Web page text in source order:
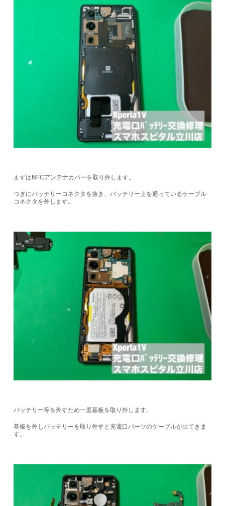
まずはNFCアンテナカバーを取り外します。
つぎにバッテリーコネクタを抜き、バッテリー上を通っているケーブル
コネクタを外します。
バッテリー等を外すため一度基板を取り外します。
基板を外しバッテリーを取り外すと充電口パーツのケーブルが出てきま
す。